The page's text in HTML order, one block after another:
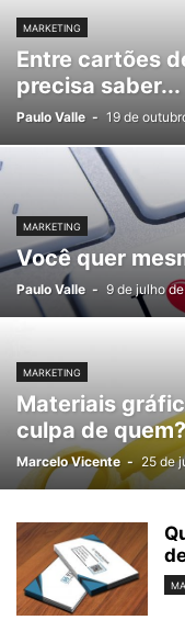
MARKETING
Entre cartões
precisa saber...
Paulo Valle - 19 de
MARKETING
Você quer
Paulo Valle - 9 de julho
MARKETING
Materiais
culpa de quem?
Marcelo Vicente - 25 de